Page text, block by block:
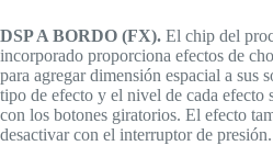
DSP A BORDO (FX). El chip del
incorporado proporciona efectos de
para agregar dimensión espacial a sus
tipo de efecto y el nivel de cada efecto
con los botones giratorios. El efecto
desactivar con el interruptor de presión.